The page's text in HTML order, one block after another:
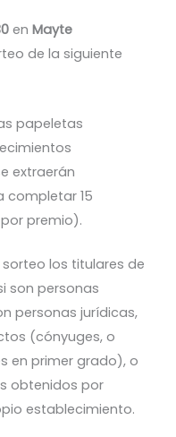
en Mayte
de la siguiente
papeletas
extraerán
completar 15
premio).
los titulares de
son personas
personas jurídicas,
(cónyuges, o
en primer grado), o
obtenidos por
establecimiento.